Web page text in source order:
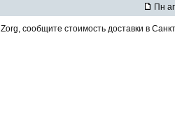
Пн
Zorg, сообщите стоимость доставки в